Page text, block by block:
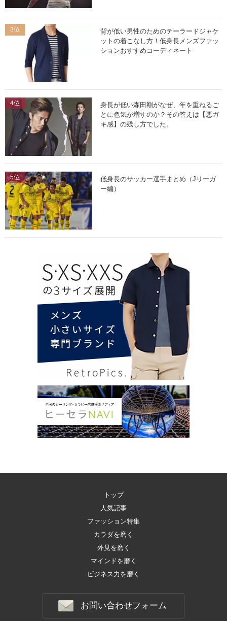
3位
背が低い男性のためのテーラードジャケ
ットの着こなし方！低身長メンズファッ
ションおすすめコーディネート
4位
身長が低い森田剛がなぜ、年を重ねるご
とに色気が増すのか？その答えは【悪ガ
キ感】の残し方でした。
5位
低身長のサッカー選手まとめ（Jリーガ
ー編）
トップ
人気記事
ファッション特集
カラダを磨く
外見を磨く
マインドを磨く
ビジネス力を磨く
お問い合わせフォーム